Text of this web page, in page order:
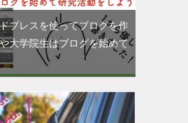
プレスを使ってブログを作
大学院生はブログを始めて